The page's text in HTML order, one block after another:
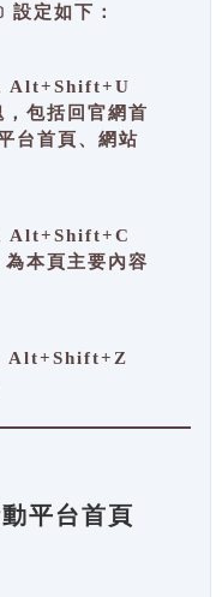
設定如下：
Alt+Shift+U
包括回官網首
台首頁、網站
Alt+Shift+C
本頁主要內容
Alt+Shift+Z
平台首頁